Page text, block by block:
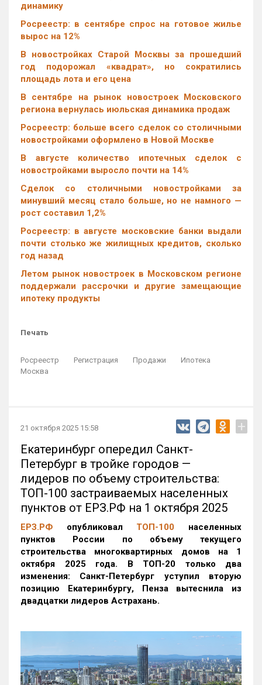
динамику
Росреестр: в сентябре спрос на готовое жилье
вырос на 12%
В новостройках Старой Москвы за прошедший
год подорожал «квадрат», но сократились
площадь лота и его цена
В сентябре на рынок новостроек Московского
региона вернулась июльская динамика продаж
Росреестр: больше всего сделок со столичными
новостройками оформлено в Новой Москве
В августе количество ипотечных сделок с
новостройками выросло почти на 14%
Cделок со столичными новостройками за
минувший месяц стало больше, но не намного —
рост составил 1,2%
Росреестр: в августе московские банки выдали
почти столько же жилищных кредитов, сколько
год назад
Летом рынок новостроек в Московском регионе
поддержали рассрочки и другие замещающие
ипотеку продукты
Печать
Росреестр Регистрация Продажи
Ипотека
Москва
21 октября 2025 15:58 +
Екатеринбург опередил Санкт-
Петербург в тройке городов —
лидеров по объему строительства:
ТОП-100 застраиваемых населенных
пунктов от ЕРЗ.РФ на 1 октября 2025
ЕРЗ.РФ опубликовал ТОП-100 населенных
пунктов России по объему текущего
строительства многоквартирных домов на 1
октября 2025 года. В ТОП-20 только два
изменения: Санкт-Петербург уступил вторую
позицию Екатеринбургу, Пенза вытеснила из
двадцатки лидеров Астрахань.